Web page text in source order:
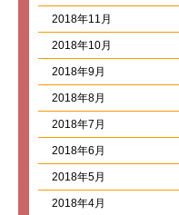
2018年11月
2018年10月
2018年9月
2018年8月
2018年7月
2018年6月
2018年5月
2018年4月